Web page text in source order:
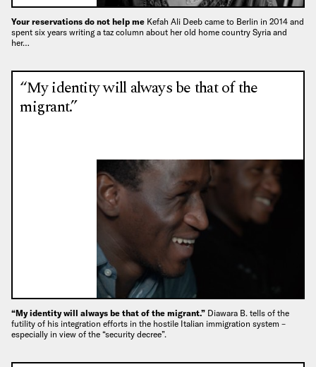
Your reservations do not help me Kefah Ali Deeb came to Berlin in 2014 and
spent six years writing a taz column about her old home country Syria and
her…
“My identity will always be that of the
migrant.”
“My identity will always be that of the migrant.” Diawara B. tells of the
futility of his integration efforts in the hostile Italian immigration system –
especially in view of the “security decree”.